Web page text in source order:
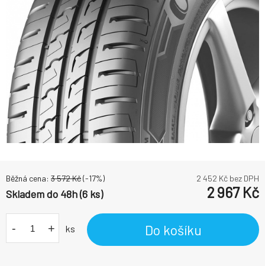
Běžná cena: 3 572Kč(-17%) 2 452 Kč bez DPH
Skladem do 48h (6 ks) 2 967Kč
- + ks Do košíku